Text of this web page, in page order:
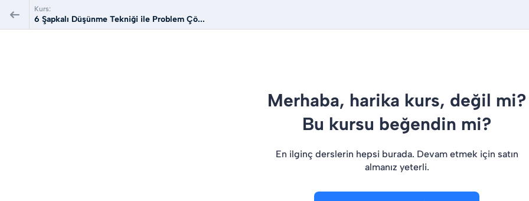
Kurs:
6 Şapkalı Düşünme Tekniği ile Problem Çö...
Merhaba, harika kurs, değil mi?
Bu kursu beğendin mi?
En ilginç derslerin hepsi burada. Devam etmek için satın
almanız yeterli.